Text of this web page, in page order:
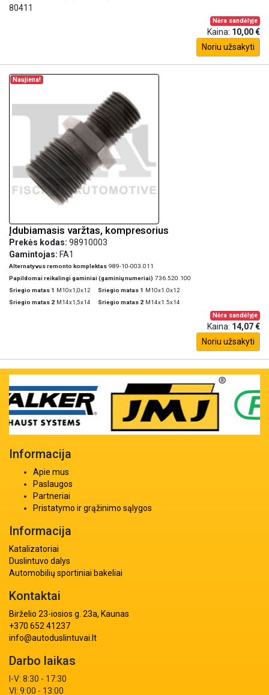
80411
Nėra sandėlyje
Kaina: 10,00 €
Noriu užsakyti
Naujiena!
Įdubiamasis varžtas, kompresorius
Prekės kodas: 98910003
Gamintojas: FA1
Alternatyvus remonto komplektas 989-10-003.011
Papildomai reikalingi gaminiai (gaminių numeriai) 736.520.100
Sriegio matas 1 M10x1,0x12 Sriegio matas 1 M10x1.0x12
Sriegio matas 2 M14x1,5x14 Sriegio matas 2 M14x1.5x14
Nėra sandėlyje
Kaina: 14,07 €
Noriu užsakyti
Informacija
Apie mus
Paslaugos
Partneriai
Pristatymo ir grąžinimo sąlygos
Informacija
Katalizatoriai
Duslintuvo dalys
Automobilių sportiniai bakeliai
Kontaktai
Birželio 23-iosios g. 23a, Kaunas
+370 652 41237
info@autoduslintuvai.lt
Darbo laikas
I-V: 8:30 - 17:30
VI: 9:00 - 13:00